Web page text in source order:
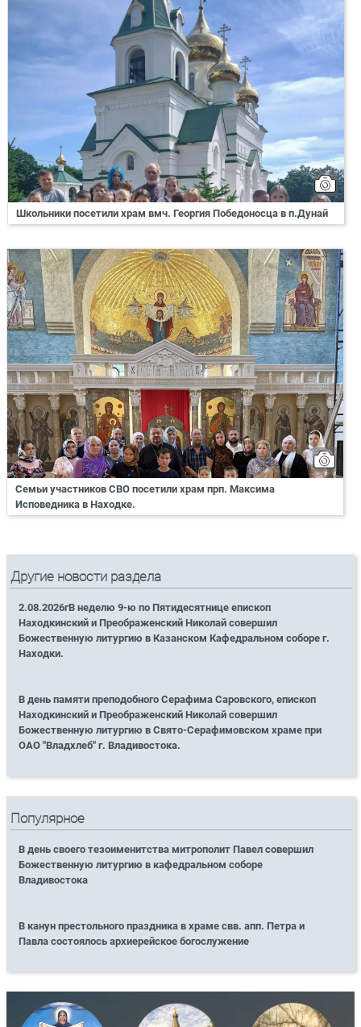
Школьники посетили храм вмч. Георгия Победоносца в п.Дунай
Семьи участников СВО посетили храм прп. Максима
Исповедника в Находке.
Другие новости раздела
2.08.2026гВ неделю 9-ю по Пятидесятнице епископ
Находкинский и Преображенский Николай совершил
Божественную литургию в Казанском Кафедральном соборе г.
Находки.
В день памяти преподобного Серафима Саровского, епископ
Находкинский и Преображенский Николай совершил
Божественную литургию в Свято-Серафимовском храме при
ОАО "Владхлеб" г. Владивостока.
Популярное
В день своего тезоименитства митрополит Павел совершил
Божественную литургию в кафедральном соборе
Владивостока
В канун престольного праздника в храме свв. апп. Петра и
Павла состоялось архиерейское богослужение